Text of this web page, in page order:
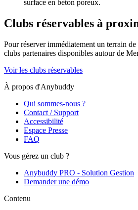
surface en béton poreux.
Clubs réservables à
Pour réserver immédiatement un terrain de
clubs partenaires disponibles autour de
Voir les clubs réservables
À propos d'Anybuddy
Qui sommes-nous ?
Contact / Support
Accessibilité
Espace Presse
FAQ
Vous gérez un club ?
Anybuddy PRO - Solution Gestion
Demander une démo
Contenu